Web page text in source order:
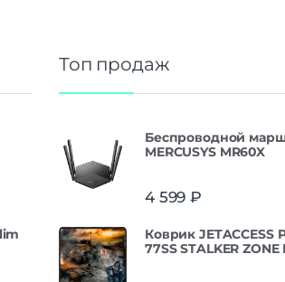
Топ продаж
Беспроводной
MERCUSYS MR60X
4 599 ₽
Коврик JETACCESS
77SS STALKER